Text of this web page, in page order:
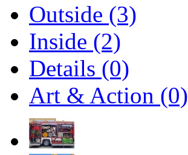
Outside (3)
Inside (2)
Details (0)
Art & Action (0)